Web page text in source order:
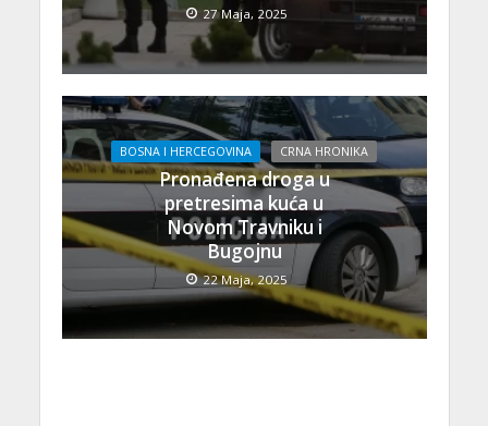
27 Maja, 2025
BOSNA I HERCEGOVINA CRNA HRONIKA
Pronađena droga u
pretresima kuća u
Novom Travniku i
Bugojnu
22 Maja, 2025